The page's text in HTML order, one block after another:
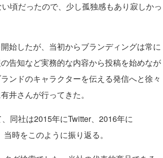
頃だったので、少し孤独感もあり寂しかっ
始したが、当初からブランディングは常に
告知など実務的な内容から投稿を始めなが
ンドのキャラクターを伝える発信へと徐々
井さんが行ってきた。
同社は2015年にTwitter、2016年に
時をこのように振り返る。